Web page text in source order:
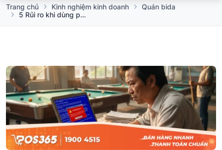
Trang chủ Kinh nghiệm kinh doanh
Quán bida
5 Rủi ro khi dùng phần mềm tính tiền Bida miễn phí, crack